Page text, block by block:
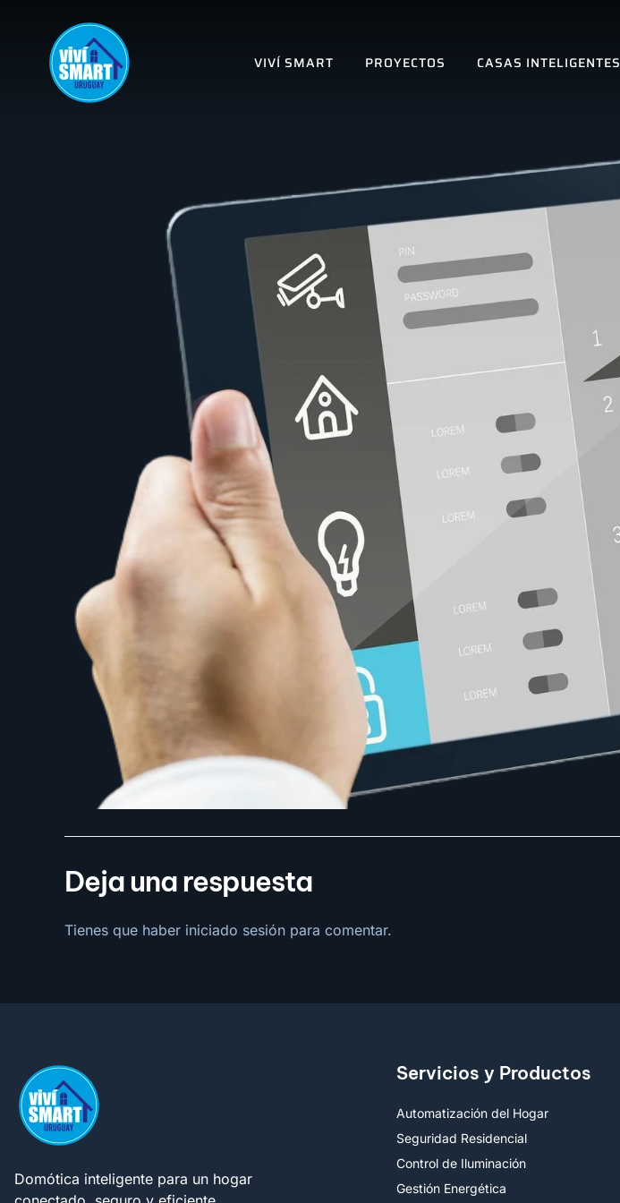
VIVÍ SMART PROYECTOS CASAS INTELIGENTES
Deja una respuesta
Tienes que haber iniciado sesión para comentar.
Domótica inteligente para un hogar
Servicios y Productos
Automatización del Hogar
Seguridad Residencial
Control de Iluminación
Gestión Energética